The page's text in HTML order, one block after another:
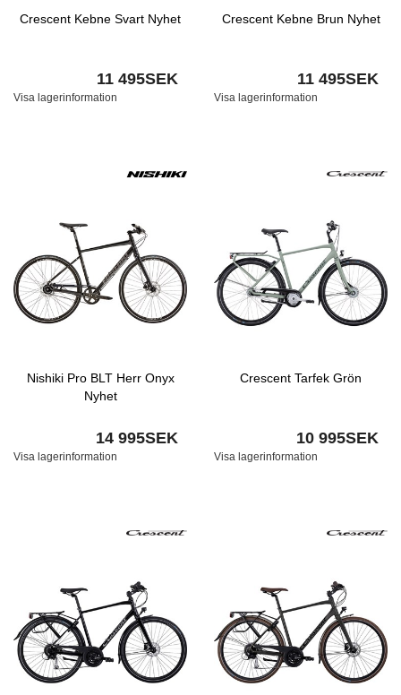
Crescent Kebne Svart Nyhet
11 495SEK
Visa lagerinformation
Crescent Kebne Brun Nyhet
11 495SEK
Visa lagerinformation
Nishiki Pro BLT Herr Onyx
Nyhet
14 995SEK
Visa lagerinformation
Crescent Tarfek Grön
10 995SEK
Visa lagerinformation